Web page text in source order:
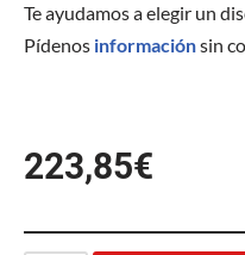
Te ayudamos a elegir un
Pídenos informaciónsin
223,85€